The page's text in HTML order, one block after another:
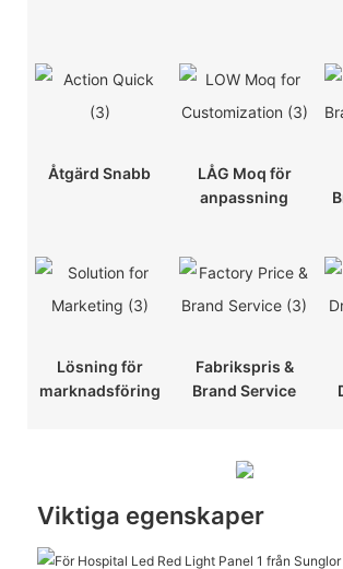
Åtgärd Snabb
LÅG Moq för
anpassning
Lösning för
marknadsföring
Fabrikspris &
Brand Service
Viktiga egenskaper